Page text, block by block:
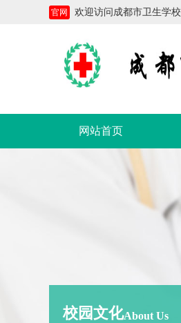
官网 欢迎访问成都市卫生学校
网站首页
校园文化About Us